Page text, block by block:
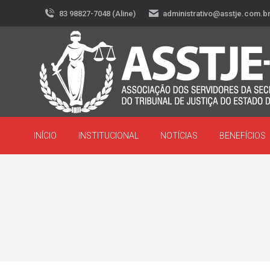
83 98827-7048 (Aline) administrativo@asstje.com.br
INÍCIO INSTITUCIONAL NOTÍCIAS BENEFÍCIOS